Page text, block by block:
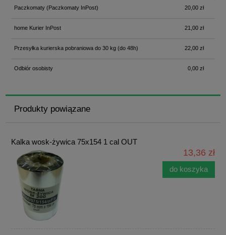
Paczkomaty(Paczkomaty InPost) 20,00 zł
home Kurier InPost 21,00 zł
Przesyłka kurierska pobraniowa do 30 kg(do 48h) 22,00 zł
Odbiór osobisty 0,00 zł
Produkty powiązane
Kalka wosk-żywica 75x154 1 cal OUT
13,36 zł
do koszyka